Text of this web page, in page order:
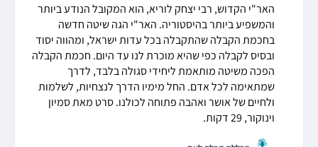
האר"י הקדוש, רבי יצחק לוריא, הוא המקובל הנודע ביותר
והמשפיע ביותר בהיסטוריה. האר"י הגה שיטה חדשה
בחכמת הקבלה שהתקבלה בכל עדות ישראל, ומהווה יסוד
ובסיס לקבלה כפי שהיא מוכרת לנו עד היום. חכמת הקבלה
הפכה משיטה מותאמת ליחידי סגולה בלבד, לדרך
שמתאימה לכל אדם. החל מימיו הדרך לנצחיות, לשלמות
ולחיים של אושר ואהבה פתוחה לכולנו. סרט מאת סמיון
וינוקור, 29 דקות.